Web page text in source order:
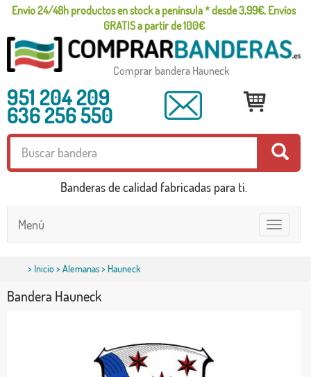
Envío 24/48h productos en stock a península * desde 3,99€, Envíos
GRATIS a partir de 100€
Comprar bandera Hauneck
951 204 209
636 256 550
Banderas de calidad fabricadas para ti.
Toggle
navigation
Menú
> Inicio>Alemanas> Hauneck
Bandera Hauneck